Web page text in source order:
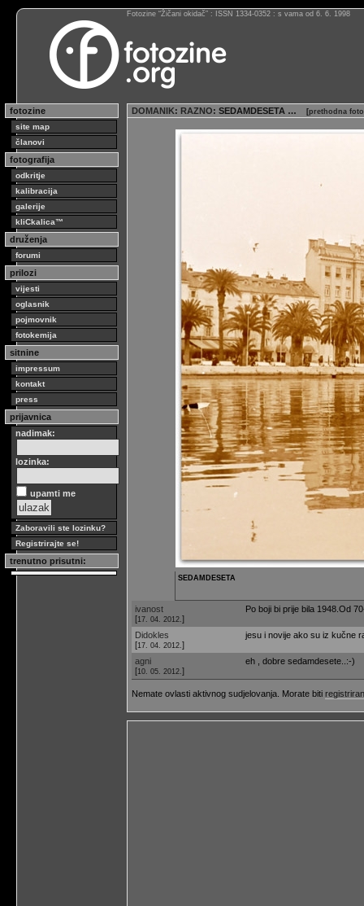
Fotozine “Žičani okidač” : ISSN 1334-0352 : s vama od 6. 6. 1998
fotozine
site map
članovi
fotografija
odkritje
kalibracija
galerije
kliCkalica™
druženja
forumi
prilozi
vijesti
oglasnik
pojmovnik
fotokemija
sitnine
impressum
kontakt
press
prijavnica
nadimak:
lozinka:
upamti me
Zaboravili ste lozinku?
Registrirajte se!
trenutno prisutni:
DOMANIK: RAZNO: SEDAMDESETA … [prethodna
SEDAMDESETA
ivanost
[17. 04. 2012. ]
Po boji bi prije bila 1948.Od
Didokles
[17. 04. 2012. ]
jesu i novije ako su iz kučne
agni
[10. 05. 2012. ]
eh , dobre sedamdesete..:-)
Nemate ovlasti aktivnog sudjelovanja. Morate biti